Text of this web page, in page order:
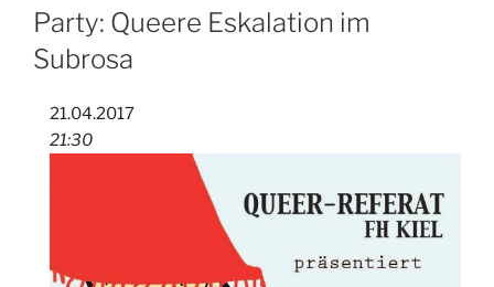
Party: Queere Eskalation im
Subrosa
21.04.2017
21:30